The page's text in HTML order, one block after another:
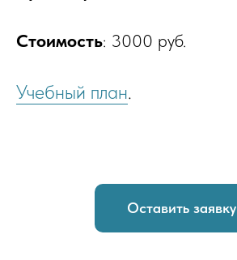
Стоимость: 3000 руб.
Учебный план.
Оставить заявку